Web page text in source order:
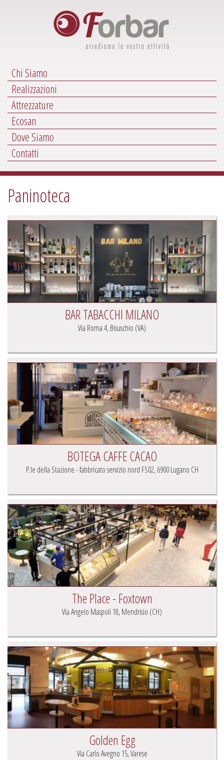
Chi Siamo
Realizzazioni
Attrezzature
Ecosan
Dove Siamo
Contatti
Paninoteca
BAR TABACCHI MILANO
Via Roma 4, Bisuschio (VA)
BOTEGA CAFFE CACAO
P.le della Stazione - fabbricato servizio nord FS02, 6900 Lugano CH
The Place - Foxtown
Via Angelo Maspoli 18, Mendrisio (CH)
Golden Egg
Via Carlo Avegno 15, Varese